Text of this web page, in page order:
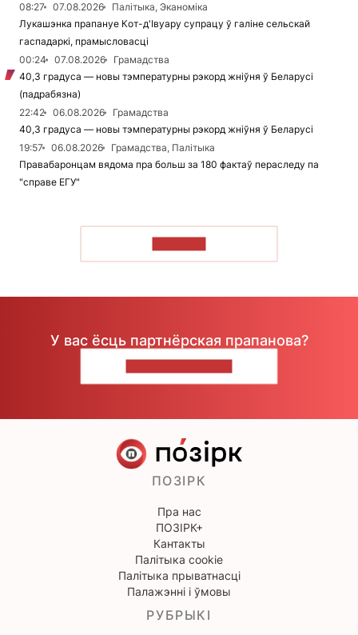
08:27
07.08.2026
Палітыка, Эканоміка
Лукашэнка прапануе Кот-д'Івуару супрацу ў галіне сельскай
гаспадаркі, прамысловасці
00:24
07.08.2026
Грамадства
40,3 градуса — новы тэмпературны рэкорд жніўня ў Беларусі
(падрабязна)
22:42
06.08.2026
Грамадства
40,3 градуса — новы тэмпературны рэкорд жніўня ў Беларусі
19:57
06.08.2026
Грамадства, Палітыка
Правабаронцам вядома пра больш за 180 фактаў пераследу па
"справе ЕГУ"
У вас ёсць партнёрская прапанова?
ПОЗІРК
Пра нас
ПОЗІРК+
Кантакты
Палітыка cookie
Палітыка прыватнасці
Палажэнні і ўмовы
РУБРЫКІ